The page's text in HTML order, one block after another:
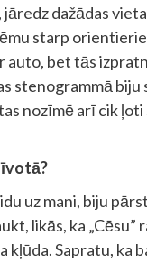
dažādas
starp
auto, bet tās
stenogrammā biju
nozīmē arī cik
uz mani, biju
likās, ka „Cēsu”
Sapratu, ka